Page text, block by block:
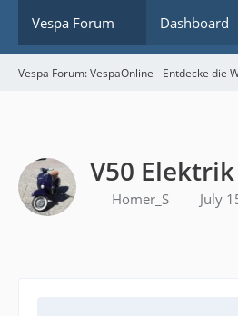
Vespa Forum Dashboard
Vespa Forum: VespaOnline - Entdecke die
V50
Homer_S July